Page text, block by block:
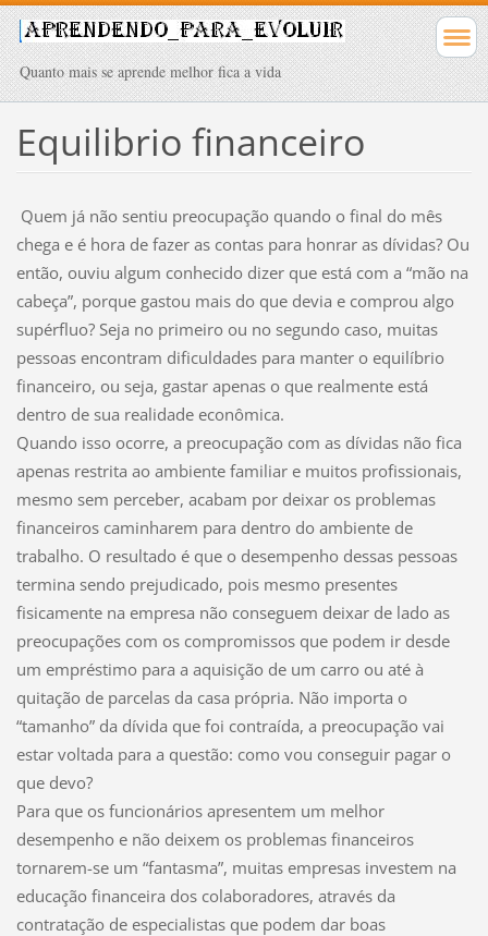
Quanto mais se aprende melhor fica a vida
Equilibrio financeiro
Quem já não sentiu preocupação quando o final do mês
chega e é hora de fazer as contas para honrar as dívidas? Ou
então, ouviu algum conhecido dizer que está com a “mão na
cabeça”, porque gastou mais do que devia e comprou algo
supérfluo? Seja no primeiro ou no segundo caso, muitas
pessoas encontram dificuldades para manter o equilíbrio
financeiro, ou seja, gastar apenas o que realmente está
dentro de sua realidade econômica.
Quando isso ocorre, a preocupação com as dívidas não fica
apenas restrita ao ambiente familiar e muitos profissionais,
mesmo sem perceber, acabam por deixar os problemas
financeiros caminharem para dentro do ambiente de
trabalho. O resultado é que o desempenho dessas pessoas
termina sendo prejudicado, pois mesmo presentes
fisicamente na empresa não conseguem deixar de lado as
preocupações com os compromissos que podem ir desde
um empréstimo para a aquisição de um carro ou até à
quitação de parcelas da casa própria. Não importa o
“tamanho” da dívida que foi contraída, a preocupação vai
estar voltada para a questão: como vou conseguir pagar o
que devo?
Para que os funcionários apresentem um melhor
desempenho e não deixem os problemas financeiros
tornarem-se um “fantasma”, muitas empresas investem na
educação financeira dos colaboradores, através da
contratação de especialistas que podem dar boas